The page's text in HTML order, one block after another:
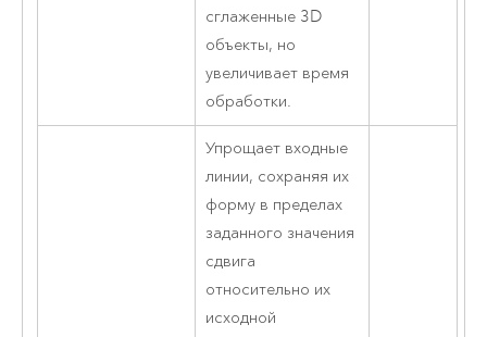
сглаженные 3D
объекты, но
увеличивает время
обработки.
Упрощает входные
линии, сохраняя их
форму в пределах
заданного значения
сдвига
относительно их
исходной